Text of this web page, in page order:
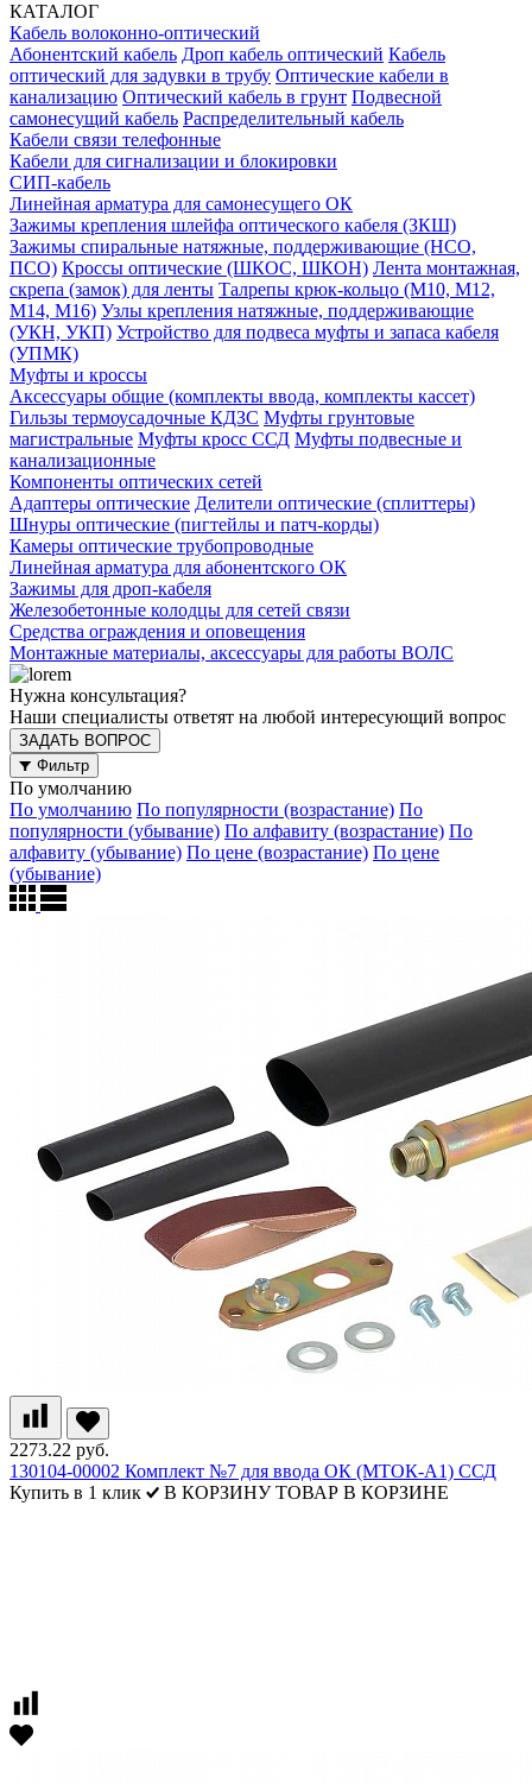
КАТАЛОГ
Кабель волоконно-оптический
Абонентский кабель Дроп кабель оптический Кабель
оптический для задувки в трубу Оптические кабели в
канализацию Оптический кабель в грунт Подвесной
самонесущий кабель Распределительный кабель
Кабели связи телефонные
Кабели для сигнализации и блокировки
СИП-кабель
Линейная арматура для самонесущего ОК
Зажимы крепления шлейфа оптического кабеля (ЗКШ)
Зажимы спиральные натяжные, поддерживающие (НСО,
ПСО) Кроссы оптические (ШКОС, ШКОН) Лента монтажная,
скрепа (замок) для ленты Талрепы крюк-кольцо (М10, М12,
М14, М16) Узлы крепления натяжные, поддерживающие
(УКН, УКП) Устройство для подвеса муфты и запаса кабеля
(УПМК)
Муфты и кроссы
Аксессуары общие (комплекты ввода, комплекты кассет)
Гильзы термоусадочные КДЗС Муфты грунтовые
магистральные Муфты кросс ССД Муфты подвесные и
канализационные
Компоненты оптических сетей
Адаптеры оптические Делители оптические (сплиттеры)
Шнуры оптические (пигтейлы и патч-корды)
Камеры оптические трубопроводные
Линейная арматура для абонентского ОК
Зажимы для дроп-кабеля
Железобетонные колодцы для сетей связи
Средства ограждения и оповещения
Монтажные материалы, аксессуары для работы ВОЛС
Нужна консультация?
Наши специалисты ответят на любой интересующий вопрос
ЗАДАТЬ ВОПРОС
Фильтр
По умолчанию
По умолчанию По популярности (возрастание) По
популярности (убывание) По алфавиту (возрастание) По
алфавиту (убывание) По цене (возрастание) По цене
(убывание)
2273.22 руб.
130104-00002 Комплект №7 для ввода ОК (МТОК-А1) ССД
Купить в 1 клик
В КОРЗИНУ ТОВАР В КОРЗИНЕ